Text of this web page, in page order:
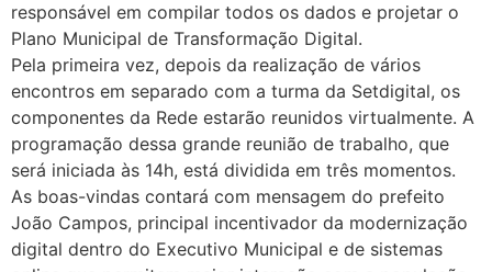
responsável em compilar todos os dados e projetar o
Plano Municipal de Transformação Digital.
Pela primeira vez, depois da realização de vários
encontros em separado com a turma da Setdigital, os
componentes da Rede estarão reunidos virtualmente. A
programação dessa grande reunião de trabalho, que
será iniciada às 14h, está dividida em três momentos.
As boas-vindas contará com mensagem do prefeito
João Campos, principal incentivador da modernização
digital dentro do Executivo Municipal e de sistemas